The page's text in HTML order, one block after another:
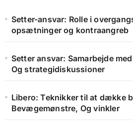
r Setter-ansvar: Rolle i
opsætninger og kontraangreb
Setter ansvar: Samarbejde
Og strategidiskussioner
Libero: Teknikker til at dække
Bevægemønstre, Og vinkler